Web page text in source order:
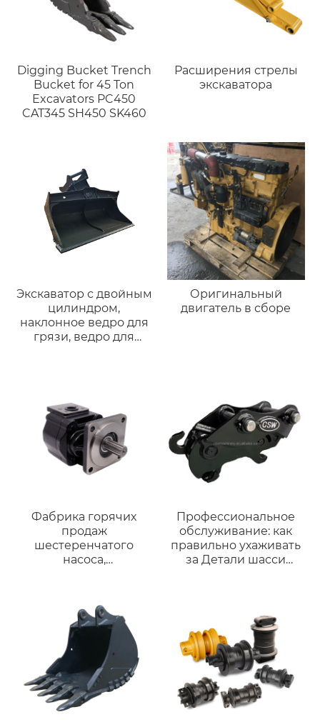
Digging Bucket Trench
Bucket for 45 Ton
Excavators PC450
CAT345 SH450 SK460
Расширения стрелы
экскаватора
Экскаватор с двойным
цилиндром,
наклонное ведро для
грязи, ведро для
машины весом 20
тонн.
Оригинальный
двигатель в сборе
Фабрика горячих
продаж
шестеренчатого
насоса,
шестеренчатого
насоса,
высоконапорного
внутреннего
шестеренчатого
насоса HG0-16,
сервонапорного
насоса.
Профессиональное
обслуживание: как
правильно ухаживать
за Детали шасси